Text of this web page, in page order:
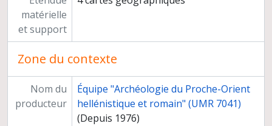
matérielle
et support
Zone du contexte
Nom du
producteur
Équipe "Archéologie du Proche-Orient
hellénistique et romain" (UMR 7041)
(Depuis 1976)